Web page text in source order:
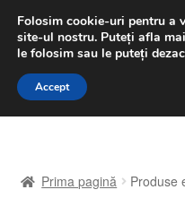
LIVRARE de la 33
luni-vineri 9 a.m. -
Sari
Sari
A lua legatura
Prima pagină Produse
Folosim cookie-uri pentru a
site-ul nostru. Puteți afla
le folosim sau le puteți
Accept